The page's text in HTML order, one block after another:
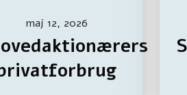
maj 12, 2026